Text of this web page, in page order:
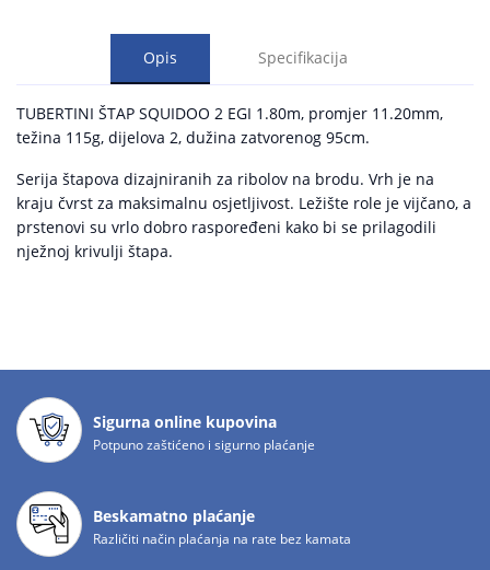
Opis Specifikacija
TUBERTINI ŠTAP SQUIDOO 2 EGI 1.80m, promjer 11.20mm,
težina 115g, dijelova 2, dužina zatvorenog 95cm.
Serija štapova dizajniranih za ribolov na brodu. Vrh je na
kraju čvrst za maksimalnu osjetljivost. Ležište role je vijčano, a
prstenovi su vrlo dobro raspoređeni kako bi se prilagodili
nježnoj krivulji štapa.
Sigurna online kupovina
Potpuno zaštićeno i sigurno plaćanje
Beskamatno plaćanje
Različiti način plaćanja na rate bez kamata